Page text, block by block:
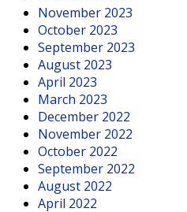
November 2023
October 2023
September 2023
August 2023
April 2023
March 2023
December 2022
November 2022
October 2022
September 2022
August 2022
April 2022